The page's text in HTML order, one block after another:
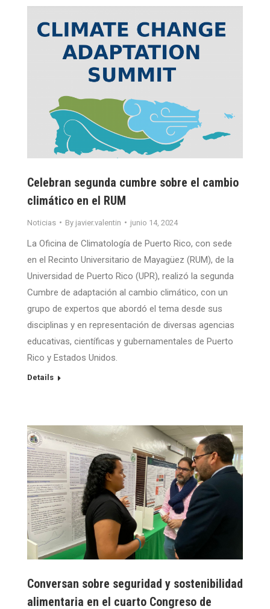
Celebran segunda cumbre sobre el cambio
climático en el RUM
Noticias By javier.valentin junio 14, 2024
La Oficina de Climatología de Puerto Rico, con sede
en el Recinto Universitario de Mayagüez (RUM), de la
Universidad de Puerto Rico (UPR), realizó la segunda
Cumbre de adaptación al cambio climático, con un
grupo de expertos que abordó el tema desde sus
disciplinas y en representación de diversas agencias
educativas, científicas y gubernamentales de Puerto
Rico y Estados Unidos.
Details
Conversan sobre seguridad y sostenibilidad
alimentaria en el cuarto Congreso de